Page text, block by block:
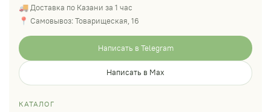
🚚 Доставка по Казани за 1 час
📍 Самовывоз: Товарищеская, 16
Написать в Telegram
Написать в Max
КАТАЛОГ